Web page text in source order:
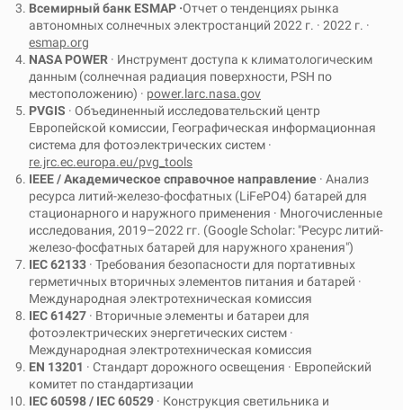
Всемирный банк ESMAP ·Отчет о тенденциях рынка
автономных солнечных электростанций 2022 г. · 2022 г. ·
esmap.org
NASA POWER · Инструмент доступа к климатологическим
данным (солнечная радиация поверхности, PSH по
местоположению) · power.larc.nasa.gov
PVGIS · Объединенный исследовательский центр
Европейской комиссии, Географическая информационная
система для фотоэлектрических систем ·
re.jrc.ec.europa.eu/pvg_tools
IEEE / Академическое справочное направление · Анализ
ресурса литий-железо-фосфатных (LiFePO4) батарей для
стационарного и наружного применения · Многочисленные
исследования, 2019–2022 гг. (Google Scholar: "Ресурс литий-
железо-фосфатных батарей для наружного хранения")
IEC 62133 · Требования безопасности для портативных
герметичных вторичных элементов питания и батарей ·
Международная электротехническая комиссия
IEC 61427 · Вторичные элементы и батареи для
фотоэлектрических энергетических систем ·
Международная электротехническая комиссия
EN 13201 · Стандарт дорожного освещения · Европейский
комитет по стандартизации
IEC 60598 / IEC 60529 · Конструкция светильника и